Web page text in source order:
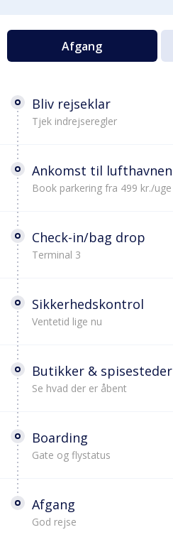
Afgang
Bliv rejseklar
Tjek indrejseregler
Ankomst til lufthavnen
Book parkering fra 499 kr./uge
Check-in/bag drop
Terminal 3
Sikkerhedskontrol
Ventetid lige nu
Butikker & spisesteder
Se hvad der er åbent
Boarding
Gate og flystatus
Afgang
God rejse